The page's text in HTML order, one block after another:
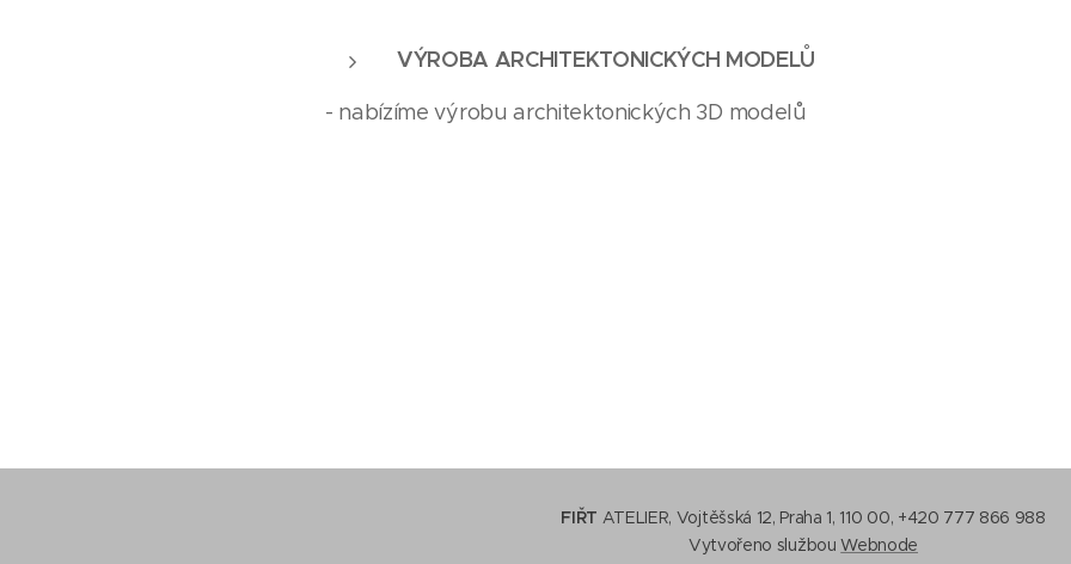
VÝROBA ARCHITEKTONICKÝCH MODELŮ
- nabízíme výrobu architektonických 3D modelů
FIŘT ATELIER, Vojtěšská 12, Praha 1, 110 00, +420 777 866 988
Vytvořeno službouWebnode